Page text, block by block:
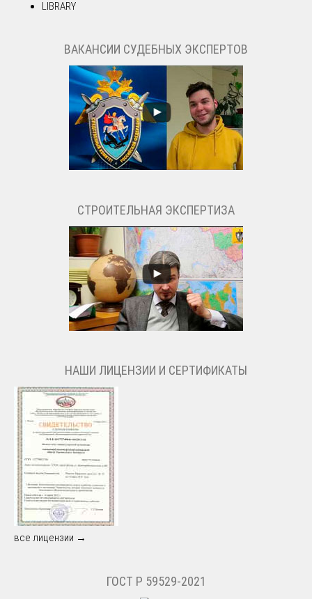
LIBRARY
ВАКАНСИИ СУДЕБНЫХ ЭКСПЕРТОВ
СТРОИТЕЛЬНАЯ ЭКСПЕРТИЗА
НАШИ ЛИЦЕНЗИИ И СЕРТИФИКАТЫ
все лицензии →
ГОСТ Р 59529-2021